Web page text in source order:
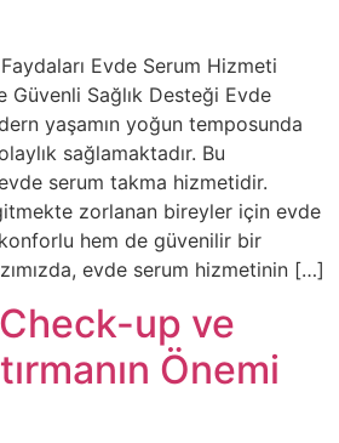
Evde Serum Hizmeti
Güvenli Sağlık Desteği Evde
yaşamın yoğun temposunda
sağlamaktadır. Bu
serum takma hizmetidir.
zorlanan bireyler için evde
hem de güvenilir bir
evde serum hizmetinin […]
Check-up ve
Önemi